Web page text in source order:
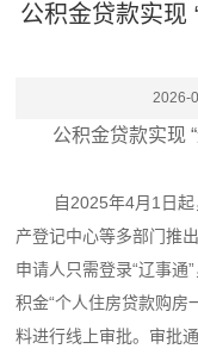
公积金贷款实现
2026-
公积金贷款实现
自2025年4月1日起
产登记中心等多部门推
申请人只需登录“辽事通
积金“个人住房贷款购房
料进行线上审批。审批